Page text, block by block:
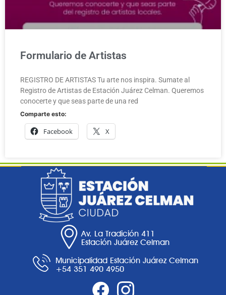
Formulario de Artistas
REGISTRO DE ARTISTAS Tu arte nos inspira. Sumate al
Registro de Artistas de Estación Juárez Celman. Queremos
conocerte y que seas parte de una red
Comparte esto:
Facebook X
Av. La Tradición 411
Estación Juárez Celman
Municipalidad Estación Juárez Celman
+54 351 490 4950